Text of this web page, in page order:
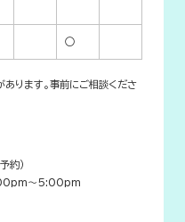
○
ります。事前にご相談くださ
約）
～5:00pm